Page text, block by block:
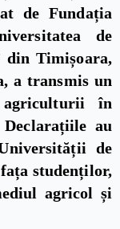
de Fundația
de
din Timișoara,
a transmis un
în
au
de
studenților,
agricol și